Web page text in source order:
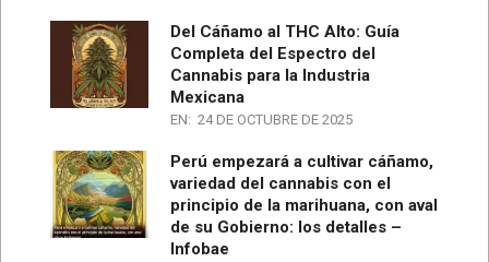
Del Cáñamo al THC Alto: Guía
Completa del Espectro del
Cannabis para la Industria
Mexicana
EN: 24 DE OCTUBRE DE 2025
Perú empezará a cultivar cáñamo,
variedad del cannabis con el
principio de la marihuana, con aval
de su Gobierno: los detalles –
Infobae